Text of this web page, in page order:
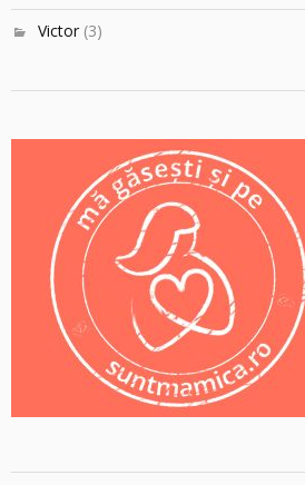
Victor (3)